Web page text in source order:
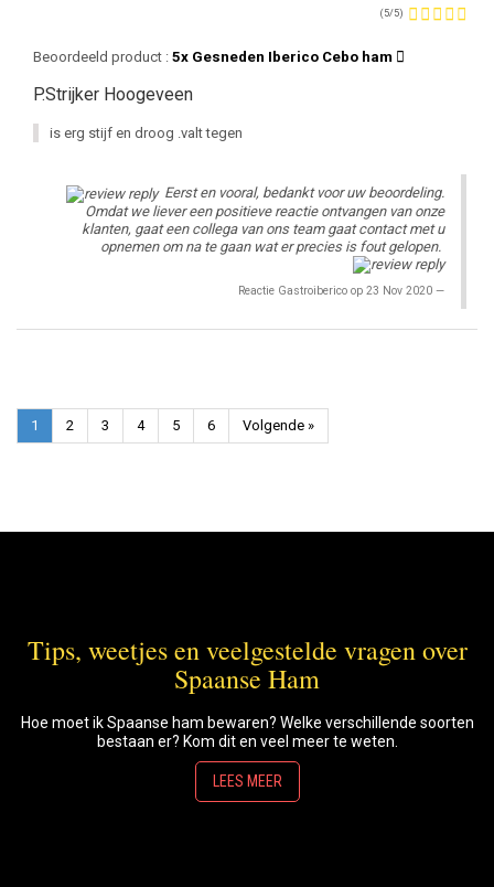
(5/5)
Beoordeeld product : 5x Gesneden Iberico Cebo ham
P.Strijker Hoogeveen
is erg stijf en droog .valt tegen
Eerst en vooral, bedankt voor uw beoordeling.
Omdat we liever een positieve reactie ontvangen van onze
klanten, gaat een collega van ons team gaat contact met u
opnemen om na te gaan wat er precies is fout gelopen.
Reactie Gastroiberico op 23 Nov 2020
1 2 3 4 5 6 Volgende »
Tips, weetjes en veelgestelde vragen over
Spaanse Ham
Hoe moet ik Spaanse ham bewaren? Welke verschillende soorten
bestaan er? Kom dit en veel meer te weten.
LEES MEER